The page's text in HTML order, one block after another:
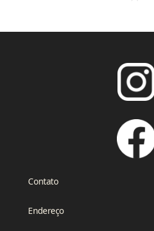
Contato
Endereço